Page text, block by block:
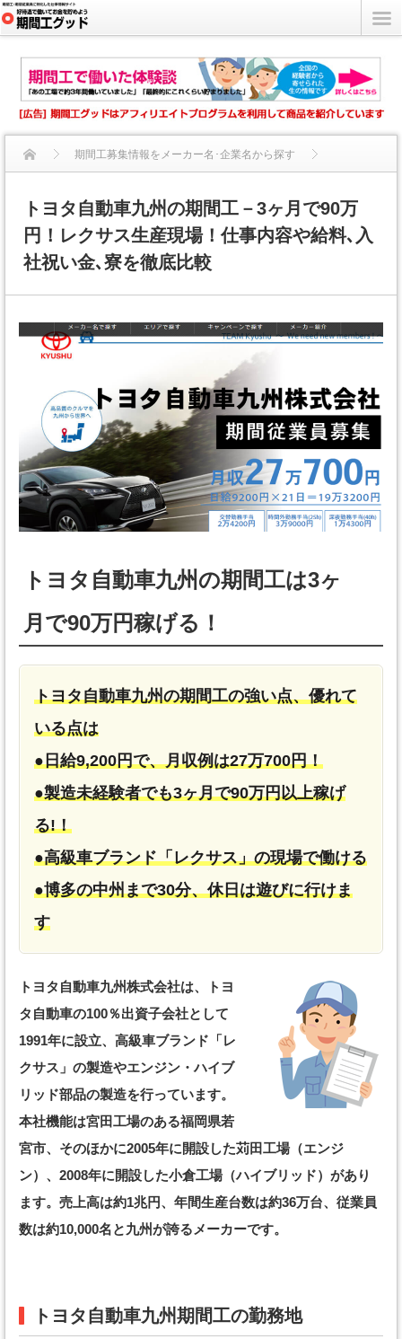
期間工募集情報をメーカー名･企業名から探す
トヨタ自動車九州の期間工－3ヶ月で90万
円！レクサス生産現場！仕事内容や給料､入
社祝い金､寮を徹底比較
トヨタ自動車九州の期間工は3ヶ
月で90万円稼げる！
トヨタ自動車九州の期間工の強い点、優れて
いる点は
●日給9,200円で、月収例は27万700円！
●製造未経験者でも3ヶ月で90万円以上稼げ
る!！
●高級車ブランド「レクサス」の現場で働ける
●博多の中州まで30分、休日は遊びに行けま
す
トヨタ自動車九州株式会社は、トヨ
タ自動車の100％出資子会社として
1991年に設立、高級車ブランド「レ
クサス」の製造やエンジン・ハイブ
リッド部品の製造を行っています。
本社機能は宮田工場のある福岡県若
宮市、そのほかに2005年に開設した苅田工場（エンジ
ン）、2008年に開設した小倉工場（ハイブリッド）があり
ます。売上高は約1兆円、年間生産台数は約36万台、従業員
数は約10,000名と九州が誇るメーカーです。
トヨタ自動車九州期間工の勤務地